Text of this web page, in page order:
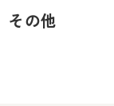
その他